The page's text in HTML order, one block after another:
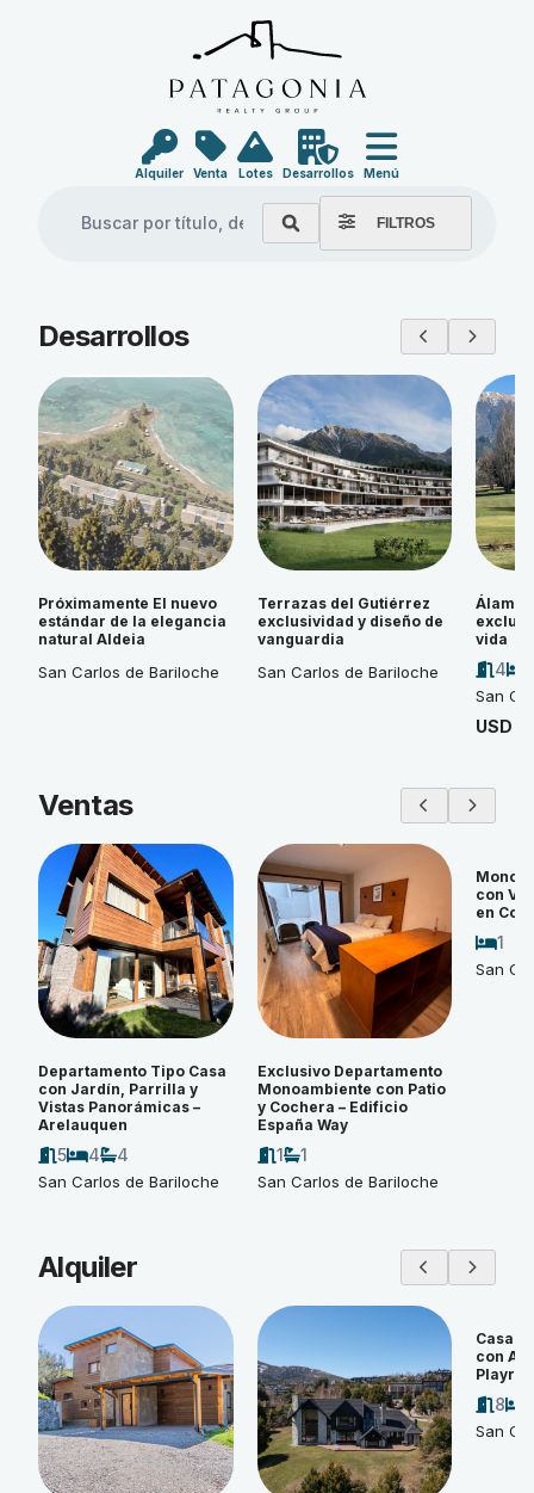
Alquiler Venta Lotes Desarrollos Menú
FILTROS
Explore our properties
Desarrollos
Próximamente El nuevo
estándar de la elegancia
natural Aldeia
San Carlos de Bariloche
Terrazas del Gutiérrez
exclusividad y diseño de
vanguardia
San Carlos de Bariloche
vida
4
San
USD
Ventas
Departamento Tipo Casa
con Jardín, Parrilla y
Vistas Panorámicas –
Arelauquen
5 4 4
San Carlos de Bariloche
Exclusivo Departamento
Monoambiente con Patio
y Cochera – Edificio
España Way
1 1
San Carlos de Bariloche
con
en
1
San
Alquiler
Casa
con
8
San